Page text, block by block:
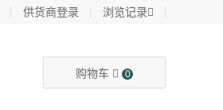
供货商登录 浏览记录
购物车 0